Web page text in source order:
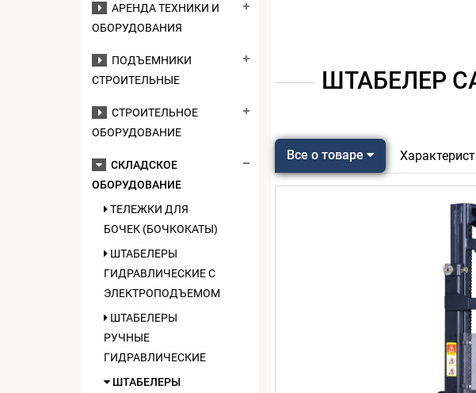
АРЕНДА ТЕХНИКИ И
ОБОРУДОВАНИЯ
ПОДЪЕМНИКИ
СТРОИТЕЛЬНЫЕ
СТРОИТЕЛЬНОЕ
ОБОРУДОВАНИЕ
СКЛАДСКОЕ
ОБОРУДОВАНИЕ
ТЕЛЕЖКИ ДЛЯ
БОЧЕК (БОЧКОКАТЫ)
ШТАБЕЛЕРЫ
ГИДРАВЛИЧЕСКИЕ C
ЭЛЕКТРОПОДЪЕМОМ
ШТАБЕЛЕРЫ
РУЧНЫЕ
ГИДРАВЛИЧЕСКИЕ
ШТАБЕЛЕРЫ
ШТАБЕЛЕР
Все о товаре